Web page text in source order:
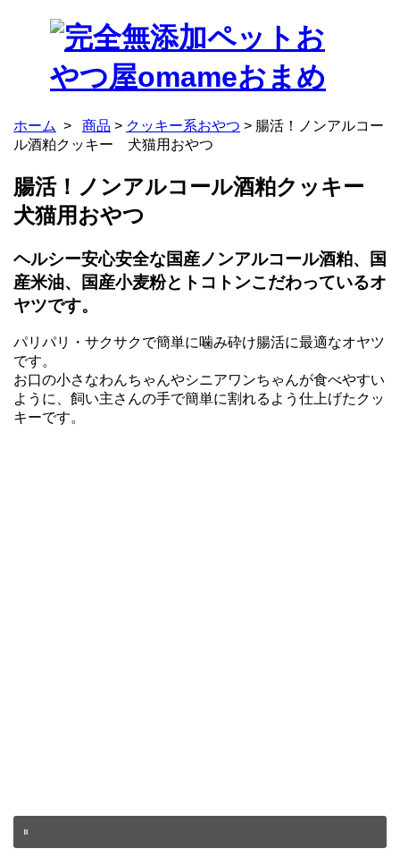
ホーム > 商品 > クッキー系おやつ > 腸活！ノンアルコー
ル酒粕クッキー 犬猫用おやつ
腸活！ノンアルコール酒粕クッキー
犬猫用おやつ
ヘルシー安心安全な国産ノンアルコール酒粕、国
産米油、国産小麦粉とトコトンこだわっているオ
ヤツです。
パリパリ・サクサクで簡単に噛み砕け腸活に最適なオヤツ
です。
お口の小さなわんちゃんやシニアワンちゃんが食べやすい
ように、飼い主さんの手で簡単に割れるよう仕上げたクッ
キーです。